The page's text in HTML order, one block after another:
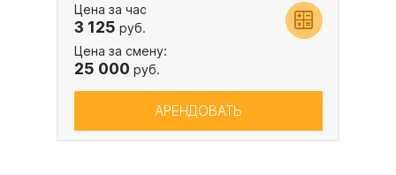
Цена за час
3 125 руб.
Цена за смену:
25 000 руб.
АРЕНДОВАТЬ